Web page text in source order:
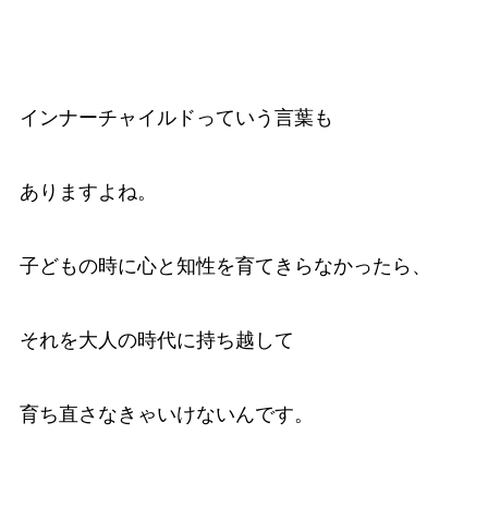
インナーチャイルドっていう言葉も
ありますよね。
子どもの時に心と知性を育てきらなかったら、
それを大人の時代に持ち越して
育ち直さなきゃいけないんです。